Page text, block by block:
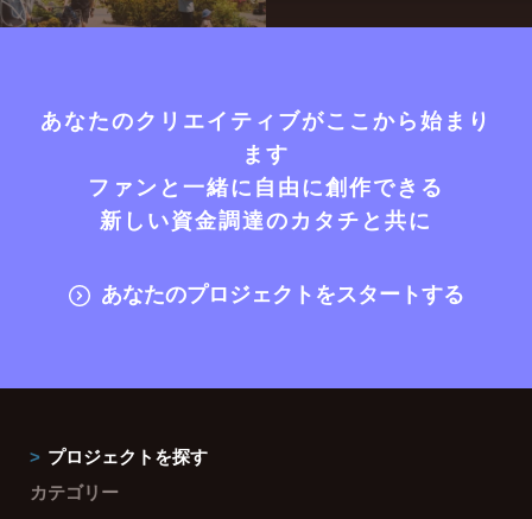
あなたのクリエイティブがここから始まり
ます
ファンと一緒に自由に創作できる
新しい資金調達のカタチと共に
あなたのプロジェクトをスタートする
プロジェクトを探す
カテゴリー